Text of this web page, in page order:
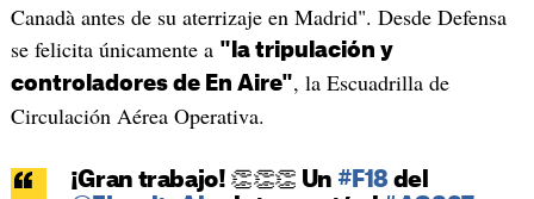
Canadà antes de su aterrizaje en Madrid". Desde Defensa
se felicita únicamente a "la tripulación y
controladores de En Aire", la Escuadrilla de
Circulación Aérea Operativa.
¡Gran trabajo! 👏👏👏 Un #F18 del